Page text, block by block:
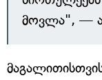
მოვლა", —